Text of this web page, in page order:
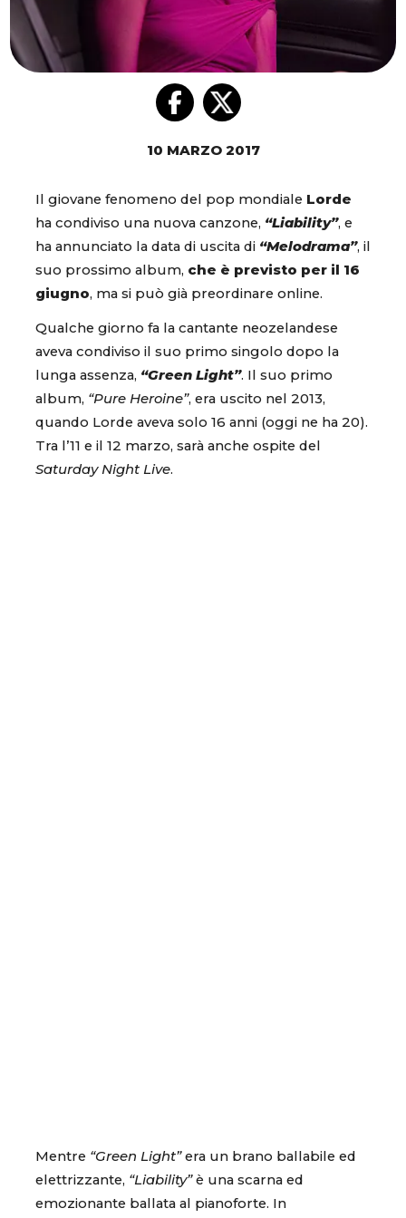
10 MARZO 2017
Il giovane fenomeno del pop mondiale Lorde
ha condiviso una nuova canzone, “Liability”, e
ha annunciato la data di uscita di “Melodrama”, il
suo prossimo album, che è previsto per il 16
giugno, ma si può già preordinare online.
Qualche giorno fa la cantante neozelandese
aveva condiviso il suo primo singolo dopo la
lunga assenza, “Green Light”. Il suo primo
album, “Pure Heroine”, era uscito nel 2013,
quando Lorde aveva solo 16 anni (oggi ne ha 20).
Tra l’11 e il 12 marzo, sarà anche ospite del
Saturday Night Live.
Mentre “Green Light”era un brano ballabile ed
elettrizzante, “Liability”è una scarna ed
emozionante ballata al pianoforte. In